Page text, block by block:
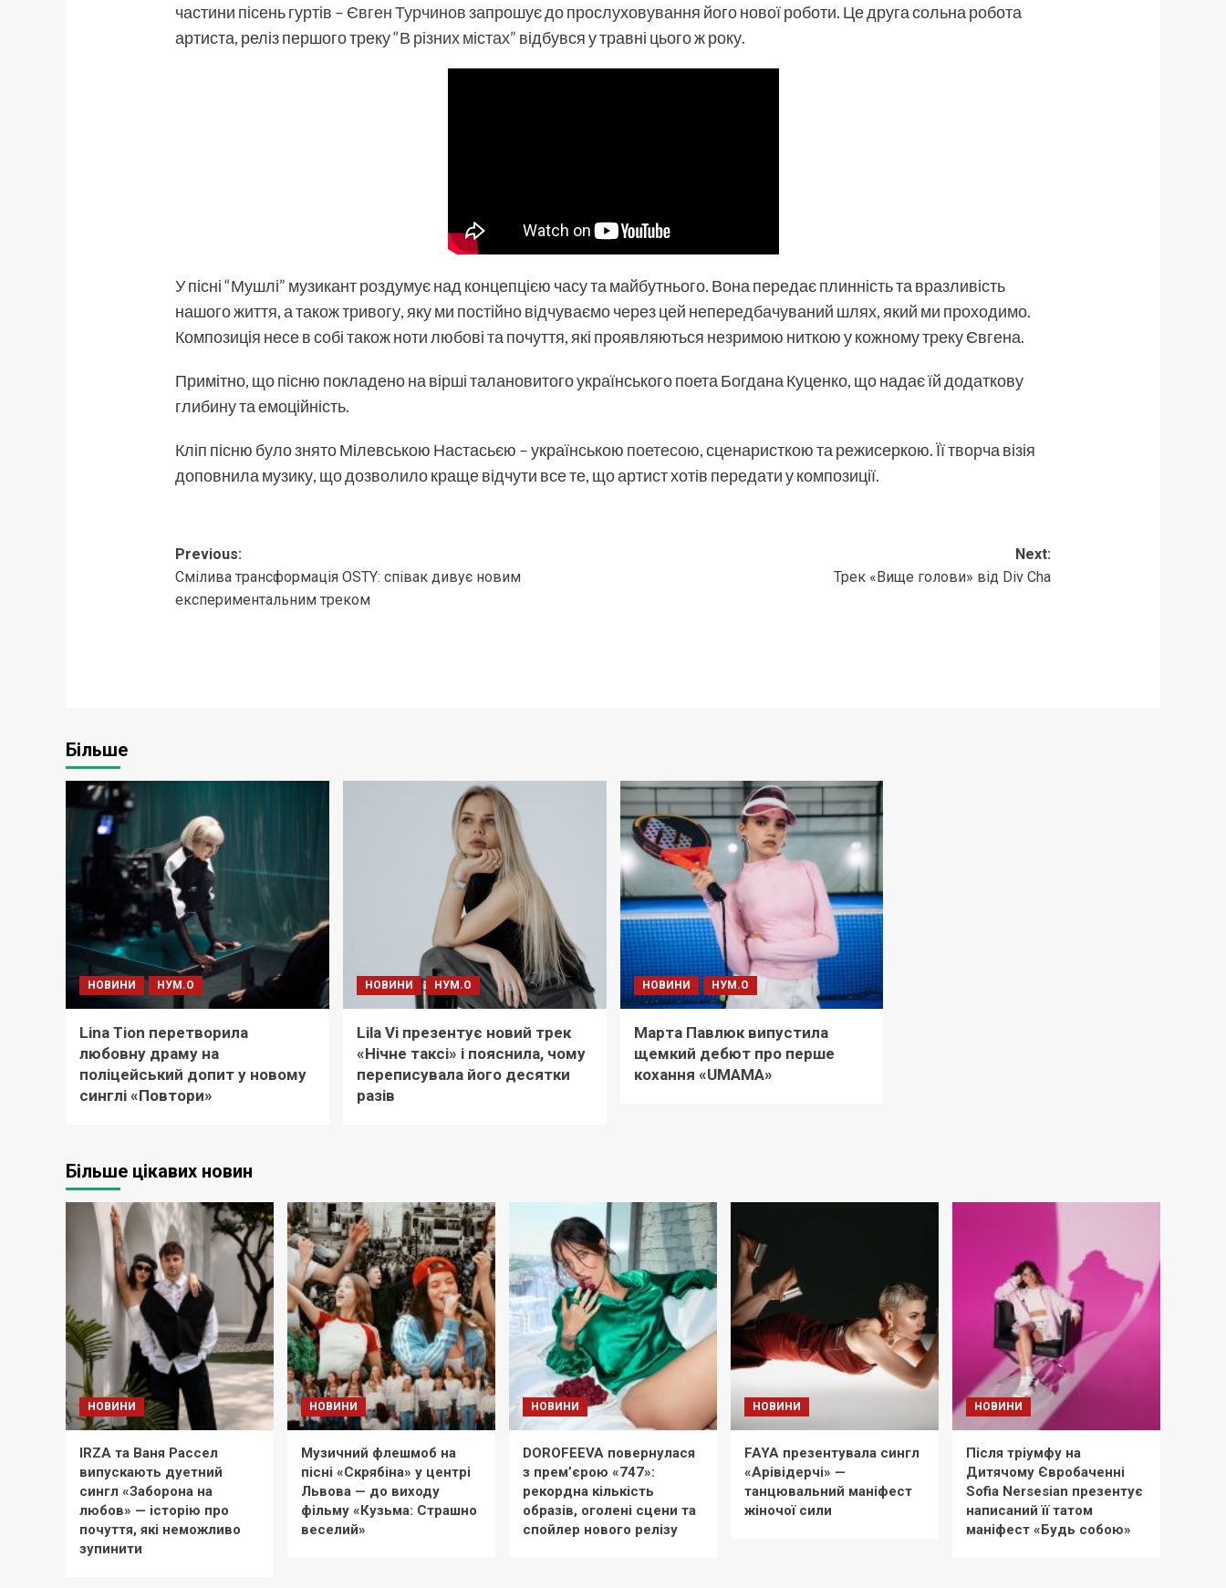
частини пісень гуртів – Євген Турчиновзапрошує до прослуховування його нової роботи. Це друга сольна робота
артиста, реліз першого треку“В різних містах” відбувся у травні цього ж року.
У пісні “Мушлі” музикант роздумує над концепцією часу та майбутнього. Вона передає плинність та вразливість
нашого життя, а також тривогу, яку ми постійно відчуваємо через цей непередбачуваний шлях, який ми проходимо.
Композиція несе в собі також ноти любові та почуття, які проявляються незримою ниткою у кожному треку Євгена.
Примітно, що пісню покладено на вірші талановитого українського поета Богдана Куценко, що надає їй додаткову
глибину та емоційність.
Кліп пісню було знято Мілевською Настасьєю – українською поетесою, сценаристкою та режисеркою. Її творча візія
доповнила музику, що дозволило краще відчути все те, що артист хотів передати у композиції.
Post
navigation
Previous:
Смілива трансформація OSTY: співак дивує новим
експериментальним треком
Next:
Трек «Вище голови» від Div Cha
Більше
НОВИНИ НУМ.О
Lina Tion перетворила
любовну драму на
поліцейський допит у новому
синглі «Повтори»
НОВИНИ НУМ.О
Lila Vi презентує новий трек
«Нічне таксі» і пояснила, чому
переписувала його десятки
разів
НОВИНИ НУМ.О
Марта Павлюк випустила
щемкий дебют про перше
кохання «UМАМА»
Більше цікавих новин
НОВИНИ
IRZA та Ваня Рассел
випускають дуетний
сингл «Заборона на
любов» — історію про
почуття, які неможливо
зупинити
НОВИНИ
Музичний флешмоб на
пісні «Скрябіна» у центрі
Львова — до виходу
фільму «Кузьма: Страшно
веселий»
НОВИНИ
DOROFEEVA повернулася
з прем’єрою «747»:
рекордна кількість
образів, оголені сцени та
спойлер нового релізу
НОВИНИ
FAYA презентувала сингл
«Арівідерчі» —
танцювальний маніфест
жіночої сили
НОВИНИ
Після тріумфу на
Дитячому Євробаченні
Sofia Nersesian презентує
написаний її татом
маніфест «Будь собою»